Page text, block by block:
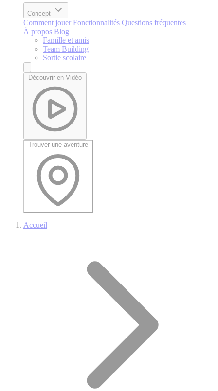
Concept
Comment jouer Fonctionnalités Questions fréquentes
À propos Blog
Famille et amis
Team Building
Sortie scolaire
Découvrir en Vidéo
Trouver une aventure
Accueil